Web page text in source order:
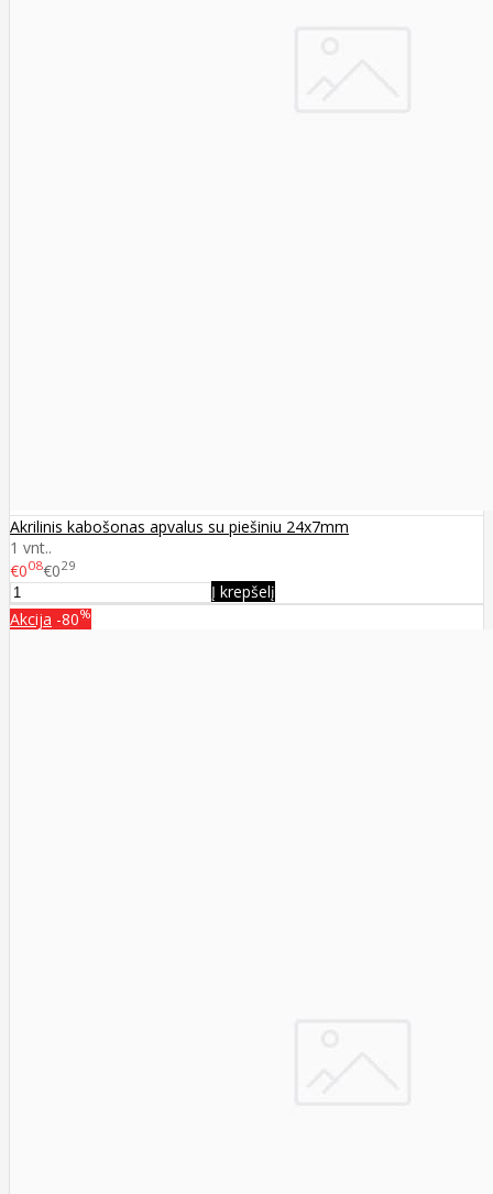
Akrilinis kabošonas apvalus su piešiniu 24x7mm
1 vnt..
€008€029
Į krepšelį
Akcija -80%